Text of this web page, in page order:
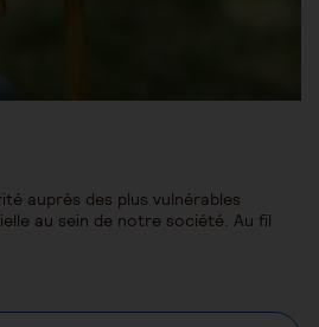
auprès des plus vulnérables
au sein de notre société. Au fil